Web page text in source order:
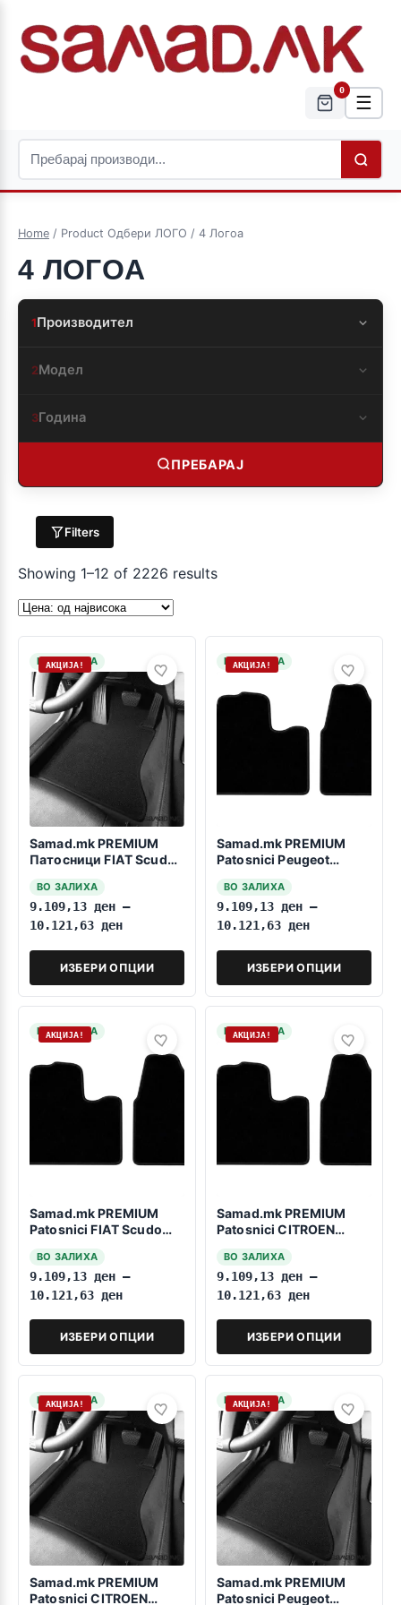
0
☰
Home / Product Одбери ЛОГО / 4 Логоa
4 ЛОГОA
1Производител
2Модел
3Година
ПРЕБАРАЈ
Filters
Showing 1–12 of 2226 results
НА ЗАЛИХА
АКЦИЈА!
Samad.mk PREMIUM
Патосници FIAT Scudo
ВО ЗАЛИХА
9.109,13 ден –
10.121,63 ден
ИЗБЕРИ ОПЦИИ
НА ЗАЛИХА
АКЦИЈА!
Samad.mk PREMIUM
Patosnici Peugeot
Patničko
ВО ЗАЛИХА
9.109,13 ден –
10.121,63 ден
ИЗБЕРИ ОПЦИИ
НА ЗАЛИХА
АКЦИЈА!
Samad.mk PREMIUM
Patosnici FIAT Scudo
ВО ЗАЛИХА
9.109,13 ден –
10.121,63 ден
ИЗБЕРИ ОПЦИИ
НА ЗАЛИХА
АКЦИЈА!
Samad.mk PREMIUM
Patosnici CITROEN
Patničko
ВО ЗАЛИХА
9.109,13 ден –
10.121,63 ден
ИЗБЕРИ ОПЦИИ
НА ЗАЛИХА
АКЦИЈА!
Samad.mk PREMIUM
Patosnici CITROEN
НА ЗАЛИХА
АКЦИЈА!
Samad.mk PREMIUM
Patosnici Peugeot